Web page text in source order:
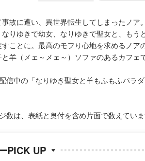
事故に遭い、異世界転生してしまった
なりゆきで幼女、なりゆきで聖女と、も
すことに。最高のモフり心地を求めるノ
羊（メェ～メェ～）ソファのあるカフェ
信中の「なりゆき聖女と羊もふもふパラ
数は、表紙と奥付を含め片面で数えていま
PICK UP